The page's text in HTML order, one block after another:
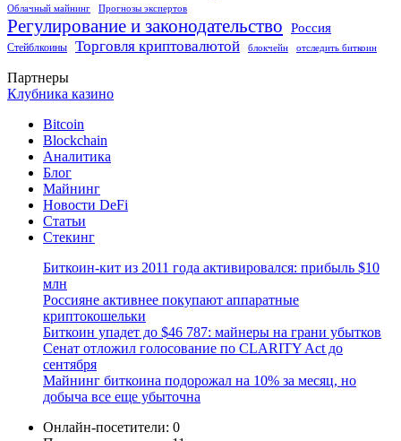
Облачный майнинг Прогнозы экспертов
Регулирование и законодательство Россия
Стейблкоины Торговля криптовалютой блокчейн отследить биткоин
Партнеры
Клубника казино
Bitcoin
Blockchain
Аналитика
Блог
Майнинг
Новости DeFi
Статьи
Стекинг
Биткоин-кит из 2011 года активировался: прибыль $10
млн
Россияне активнее покупают аппаратные
криптокошельки
Биткоин упадет до $46 787: майнеры на грани убытков
Сенат отложил голосование по CLARITY Act до
сентября
Майнинг биткоина подорожал на 10% за месяц, но
добыча все еще убыточна
Онлайн-посетители: 0